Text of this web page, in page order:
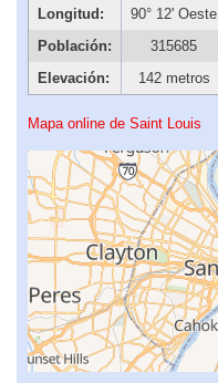
Longitud:
90° 12' Oeste
Población:
315685
Elevación:
142 metros
Mapa online de Saint Louis